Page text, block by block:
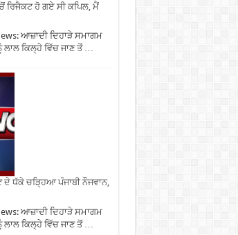
ਰਿਜੈਕਟ ਹੋ ਗਏ ਸੀ ਕਪਿਲ, ਮੈਂ
ਆਜ਼ਾਦੀ ਦਿਹਾੜੇ ਸਮਾਗਮ
ਕਿਲ੍ਹੇ ਵਿੱਚ ਜਾਣ ਤੋਂ …
ਦੇ ਧੱਕੇ ਚੜ੍ਹਿਆ ਪੰਜਾਬੀ ਨੌਜਵਾਨ,
ਆਜ਼ਾਦੀ ਦਿਹਾੜੇ ਸਮਾਗਮ
ਕਿਲ੍ਹੇ ਵਿੱਚ ਜਾਣ ਤੋਂ …